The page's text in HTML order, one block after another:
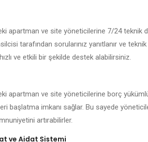
apartman ve site yöneticilerine 7/24 teknik
tarafından sorularınız yanıtlanır ve
ve etkili bir şekilde destek alabilirsiniz.
apartman ve site yöneticilerine borç
başlatma imkanı sağlar. Bu sayede
artırabilirler.
ve Aidat Sistemi